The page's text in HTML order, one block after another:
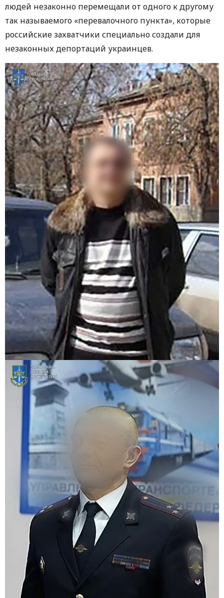
людей незаконно перемещали от одного к другому
так называемого «перевалочного пункта», которые
российские захватчики специально создали для
незаконных депортаций украинцев.